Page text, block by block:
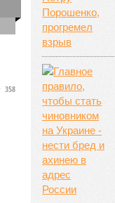
358